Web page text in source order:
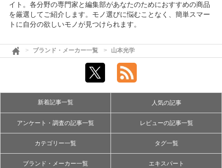
イト。各分野の専門家と編集部があなたのためにおすすめの商品
を厳選してご紹介します。モノ選びに悩むことなく、簡単スマー
トに自分の欲しいモノが見つけられます。
ブランド・メーカー一覧 山本光学
新着記事一覧 人気の記事
アンケート・調査の記事一覧 レビューの記事一覧
カテゴリー一覧 タグ一覧
ブランド・メーカー一覧 エキスパート